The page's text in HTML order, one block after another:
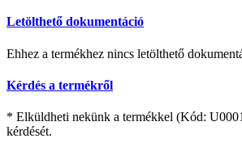
Letölthető dokumentáció
Ehhez a termékhez nincs letölthető
Kérdés a termékről
* Elküldheti nekünk a termékkel (Kód:
kérdését.